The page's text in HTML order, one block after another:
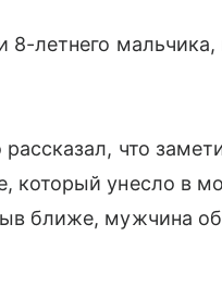
8-летнего
что
который унесло в
ближе, мужчина